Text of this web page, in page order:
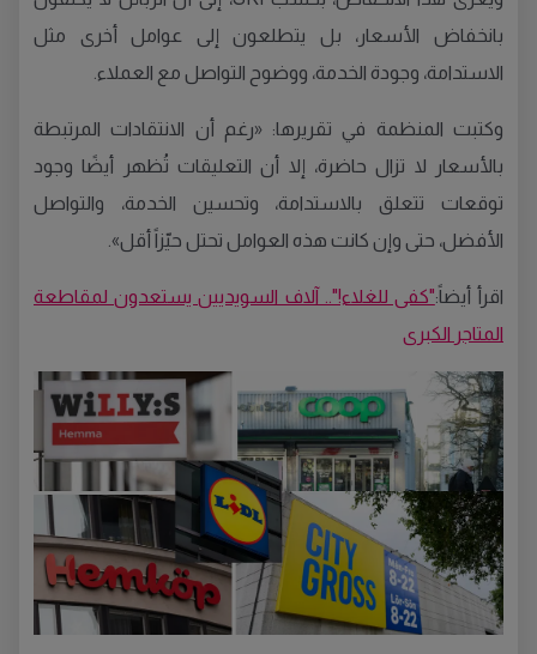
بانخفاض الأسعار، بل يتطلعون إلى عوامل أخرى مثل
الاستدامة، وجودة الخدمة، ووضوح التواصل مع العملاء.
وكتبت المنظمة في تقريرها: «رغم أن الانتقادات المرتبطة
بالأسعار لا تزال حاضرة، إلا أن التعليقات تُظهر أيضًا وجود
توقعات تتعلق بالاستدامة، وتحسين الخدمة، والتواصل
الأفضل، حتى وإن كانت هذه العوامل تحتل حيّزاً أقل».
اقرأ أيضاً:"كفى للغلاء!".. آلاف السويديين يستعدون لمقاطعة
المتاجر الكبرى